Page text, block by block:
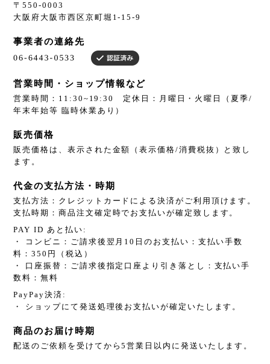
〒550-0003
大阪府大阪市西区京町堀1-15-9
事業者の連絡先
営業時間・ショップ情報など
営業時間：11:30~19:30 定休日：月曜日・火曜日（夏季/
年末年始等 臨時休業あり）
販売価格
販売価格は、表示された金額（表示価格/消費税抜）と致し
ます。
代金の支払方法・時期
支払方法：クレジットカードによる決済がご利用頂けます。
支払時期：商品注文確定時でお支払いが確定致します。
PAY ID あと払い:
・ コンビニ：ご請求後翌月10日のお支払い：支払い手数
料：350円（税込）
・ 口座振替：ご請求後指定口座より引き落とし：支払い手
数料：無料
PayPay決済:
・ ショップにて発送処理後お支払いが確定いたします。
商品のお届け時期
配送のご依頼を受けてから5営業日以内に発送いたします。